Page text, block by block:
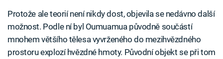
Protože ale teorií není nikdy dost, objevila se nedávno další
možnost. Podle ní byl Oumuamua původně součástí
mnohem většího tělesa vyvrženého do mezihvězdného
prostoru explozí hvězdné hmoty. Původní objekt se při tom